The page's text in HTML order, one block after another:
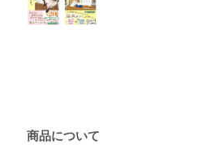
商品について